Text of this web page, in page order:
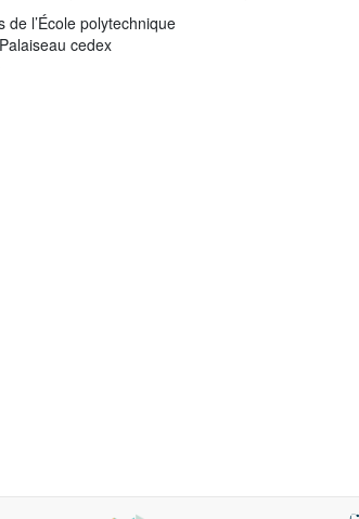
de l’École polytechnique
cedex